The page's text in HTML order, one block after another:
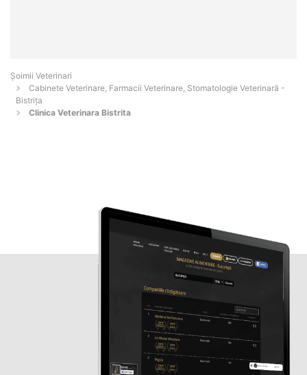
Șoimii Veterinari
Cabinete Veterinare, Farmacii Veterinare, Stomatologie Veterinară -
Bistriţa
Clinica Veterinara Bistrita